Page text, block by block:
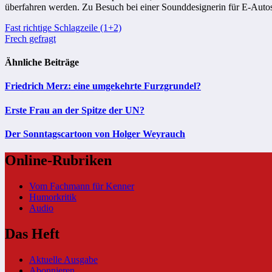
überfahren werden. Zu Besuch bei einer Sounddesignerin für E-
Beitragsnavigation
Fast richtige Schlagzeile (1+2)
Frech gefragt
Ähnliche Beiträge
Friedrich Merz: eine umgekehrte Furzgrundel?
Erste Frau an der Spitze der UN?
Der Sonntagscartoon von Holger Weyrauch
Online-Rubriken
Vom Fachmann für Kenner
Humorkritik
Audio
Das Heft
Aktuelle Ausgabe